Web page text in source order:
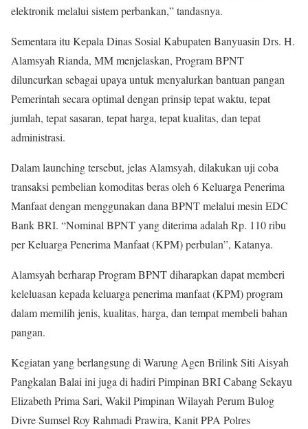
elektronik melalui sistem perbankan,” tandasnya.
Sementara itu Kepala Dinas Sosial Kabupaten Banyuasin Drs. H.
Alamsyah Rianda, MM menjelaskan, Program BPNT
diluncurkan sebagai upaya untuk menyalurkan bantuan pangan
Pemerintah secara optimal dengan prinsip tepat waktu, tepat
jumlah, tepat sasaran, tepat harga, tepat kualitas, dan tepat
administrasi.
Dalam launching tersebut, jelas Alamsyah, dilakukan uji coba
transaksi pembelian komoditas beras oleh 6 Keluarga Penerima
Manfaat dengan menggunakan dana BPNT melalui mesin EDC
Bank BRI. “Nominal BPNT yang diterima adalah Rp. 110 ribu
per Keluarga Penerima Manfaat (KPM) perbulan”, Katanya.
Alamsyah berharap Program BPNT diharapkan dapat memberi
keleluasan kepada keluarga penerima manfaat (KPM) program
dalam memilih jenis, kualitas, harga, dan tempat membeli bahan
pangan.
Kegiatan yang berlangsung di Warung Agen Brilink Siti Aisyah
Pangkalan Balai ini juga di hadiri Pimpinan BRI Cabang Sekayu
Elizabeth Prima Sari, Wakil Pimpinan Wilayah Perum Bulog
Divre Sumsel Roy Rahmadi Prawira, Kanit PPA Polres